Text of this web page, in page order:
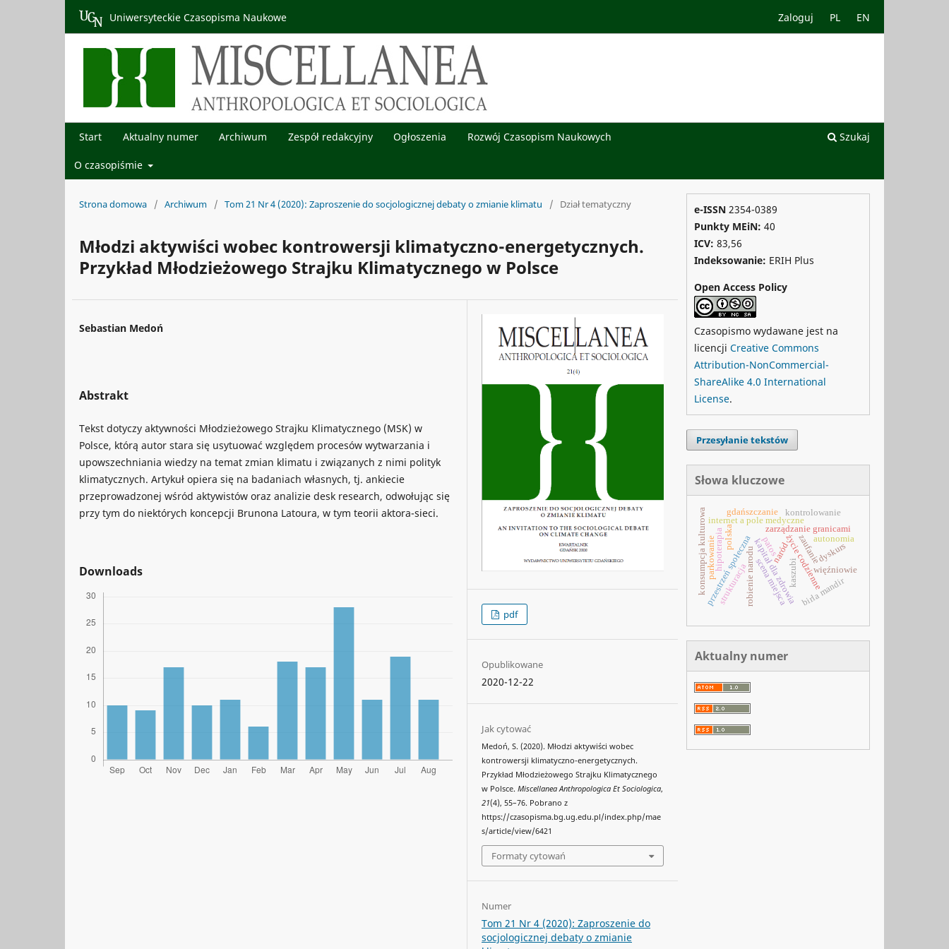
Start Aktualny numer Archiwum Zespół redakcyjny Ogłoszenia Rozwój Czasopism Naukowych
O czasopiśmie
Szukaj
Zaloguj PL EN
Uniwersyteckie Czasopisma Naukowe
Strona domowa / Archiwum / Tom 21 Nr 4 (2020): Zaproszenie do socjologicznej debaty o zmianie klimatu / Dział tematyczny
Młodzi aktywiści wobec kontrowersji klimatyczno-energetycznych.
Przykład Młodzieżowego Strajku Klimatycznego w Polsce
Sebastian Medoń
Abstrakt
Tekst dotyczy aktywności Młodzieżowego Strajku Klimatycznego (MSK) w
Polsce, którą autor stara się usytuować względem procesów wytwarzania i
upowszechniania wiedzy na temat zmian klimatu i związanych z nimi polityk
klimatycznych. Artykuł opiera się na badaniach własnych, tj. ankiecie
przeprowadzonej wśród aktywistów oraz analizie desk research, odwołując się
przy tym do niektórych koncepcji Brunona Latoura, w tym teorii aktora-sieci.
Downloads
pdf
Opublikowane
2020-12-22
Jak cytować
Medoń, S. (2020). Młodzi aktywiści wobec
kontrowersji klimatyczno-energetycznych.
Przykład Młodzieżowego Strajku Klimatycznego
w Polsce.Miscellanea Anthropologica Et Sociologica,
21(4), 55–76. Pobrano z
https://czasopisma.bg.ug.edu.pl/index.php/mae
s/article/view/6421
Formaty cytowań
Numer
Tom 21 Nr 4 (2020): Zaproszenie do
socjologicznej debaty o zmianie
e-ISSN 2354-0389
Punkty MEiN: 40
ICV: 83,56
Indeksowanie: ERIH Plus
Open Access Policy
Czasopismo wydawane jest na
licencji Creative Commons
Attribution-NonCommercial-
ShareAlike 4.0 International
License.
Przesyłanie tekstów
Słowa kluczowe
przestrzeń społeczna naród
zarządzanie granicami
życie codzienne
internet a pole medyczne
kapitał dla zdrowia
kaszubi
robienie narodu więźniowie
hipoterapia
strukturacja
konsumpcja kulturowa scena miejsca
zaufaniedyskurs
polska
birla mandir
kontrolowanie
parkowanie
gdańszczanie
patos autonomia
Aktualny numer